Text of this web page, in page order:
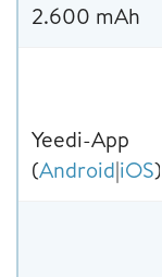
2.600 mAh
Yeedi-App
(Android|iOS)